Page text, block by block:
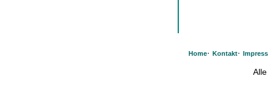
Home· Kontakt·